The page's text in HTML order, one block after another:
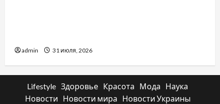
admin 31 июля, 2026
Lifestyle Здоровье Красота Мода
Наука
Новости
Новости мира
Новости Украины